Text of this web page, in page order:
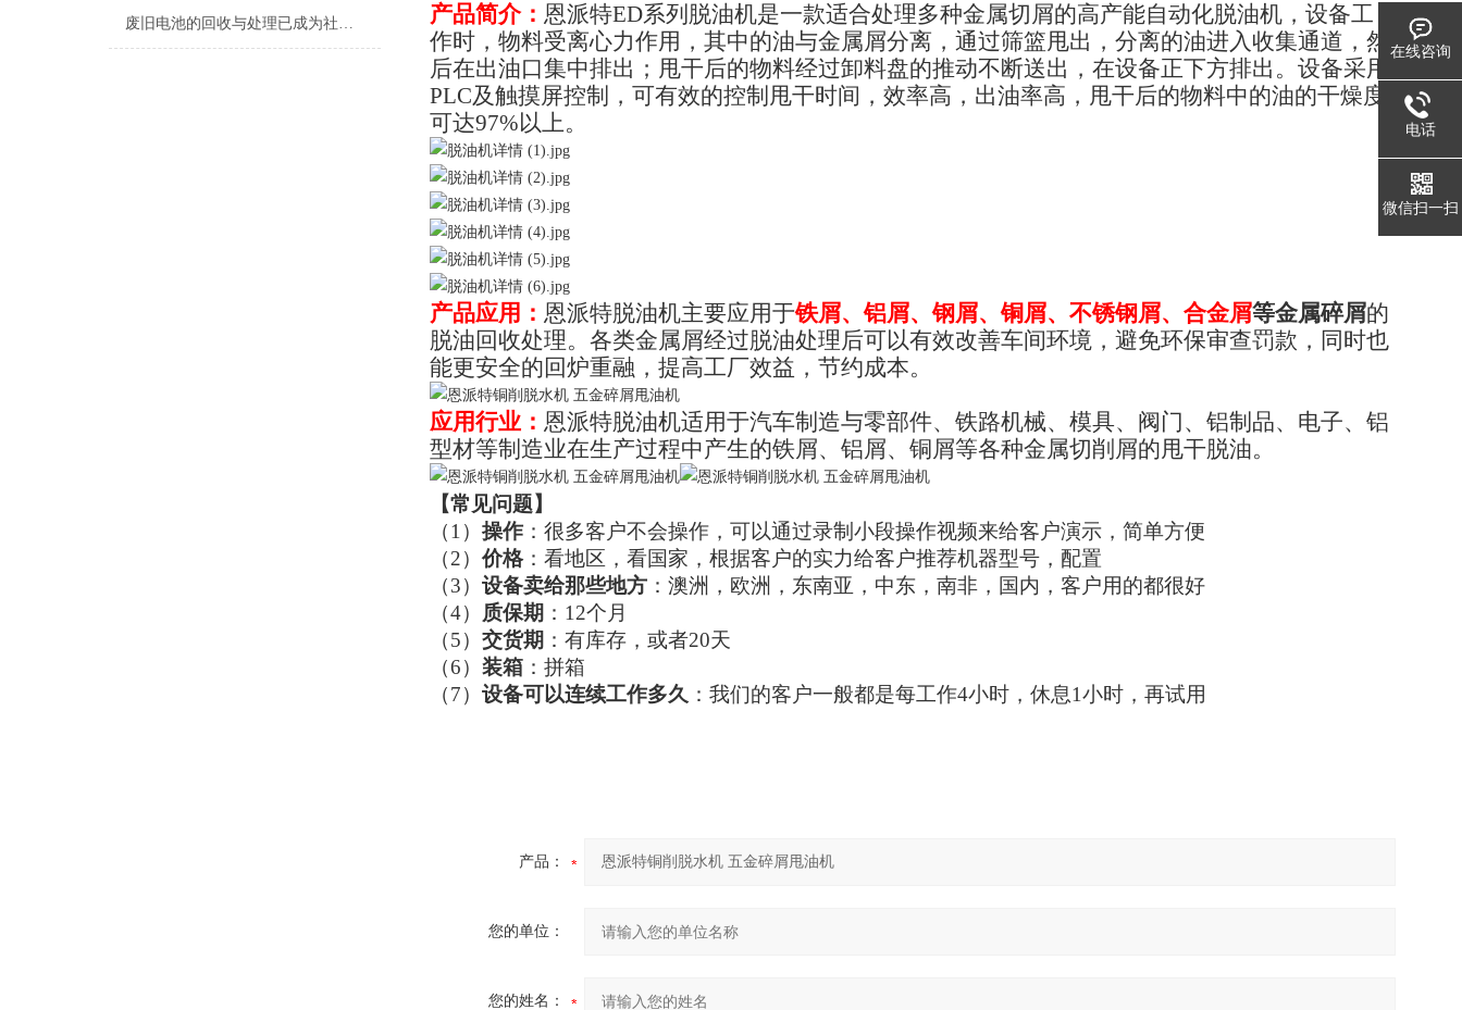
废旧电池的回收与处理已成为社会关注的热点问题 产品简介： 恩派特ED系列脱油机是一款适合处理多种金属切屑的高产能自动化脱油机，设备工
作时，物料受离心力作用，其中的油与金属屑分离，通过筛篮甩出，分离的油进入收集通道，然
后在出油口集中排出；甩干后的物料经过卸料盘的推动不断送出，在设备正下方排出。设备采用
PLC及触摸屏控制，可有效的控制甩干时间，效率高，出油率高，甩干后的物料中的油的干燥度
可达97%以上。
产品应用： 恩派特脱油机主要应用于铁屑、铝屑、钢屑、铜屑、不锈钢屑、合金屑等金属碎屑的
脱油回收处理。各类金属屑经过脱油处理后可以有效改善车间环境，避免环保审查罚款，同时也
能更安全的回炉重融，提高工厂效益，节约成本。
应用行业： 恩派特脱油机适用于汽车制造与零部件、铁路机械、模具、阀门、铝制品、电子、铝
型材等制造业在生产过程中产生的铁屑、铝屑、铜屑等各种金属切削屑的甩干脱油。
【常见问题】
（1） 操作 ：很多客户不会操作，可以通过录制小段操作视频来给客户演示，简单方便
（2） 价格：看地区，看国家，根据客户的实力给客户推荐机器型号，配置
（3） 设备卖给那些地方 ：澳洲，欧洲，东南亚，中东，南非，国内，客户用的都很好
（4） 质保期 ：12个月
（5） 交货期 ：有库存，或者20天
（6） 装箱 ：拼箱
（7） 设备可以连续工作多久 ：我们的客户一般都是每工作4小时，休息1小时，再试用
产品：
您的单位：
您的姓名：
在线咨询
电话
微信扫一扫